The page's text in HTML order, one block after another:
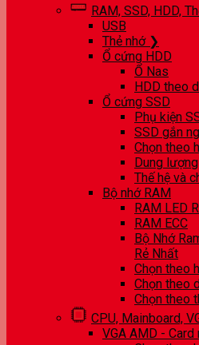
RAM, SSD, HDD,
USB
Thẻ nhớ ❯
Ổ cứng HDD
Ổ Nas
HDD theo
Ổ cứng SSD
Phụ kiện
SSD gắn
Chọn theo
Dung lượng
Thế hệ và
Bộ nhớ RAM
RAM LED
RAM ECC
Bộ Nhớ
Rẻ Nhất
Chọn theo
Chọn theo
Chọn theo
CPU, Mainboard,
VGA AMD - Card